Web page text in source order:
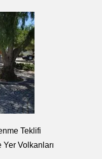
Teklifi
Volkanları